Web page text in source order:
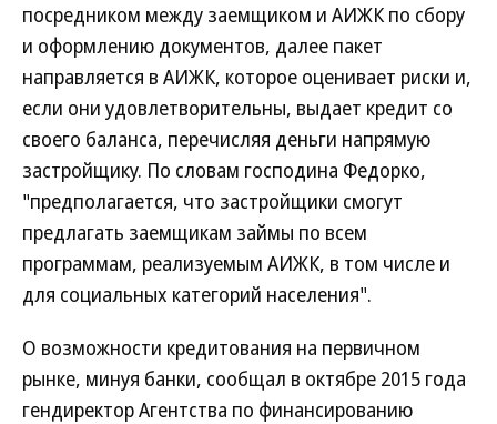
посредником между заемщиком и АИЖК по сбору
и оформлению документов, далее пакет
направляется в АИЖК, которое оценивает риски и,
если они удовлетворительны, выдает кредит со
своего баланса, перечисляя деньги напрямую
застройщику. По словам господина Федорко,
"предполагается, что застройщики смогут
предлагать заемщикам займы по всем
программам, реализуемым АИЖК, в том числе и
для социальных категорий населения".
О возможности кредитования на первичном
рынке, минуя банки, сообщал в октябре 2015 года
гендиректор Агентства по финансированию